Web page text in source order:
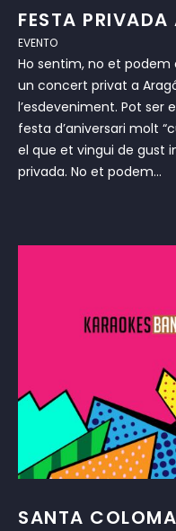
FESTA
EVENTO
Ho sentim, no et
un concert privat a
l’esdeveniment. Pot ser
festa d’aniversari molt
el que et vingui de gust
privada. No et podem...
SANTA